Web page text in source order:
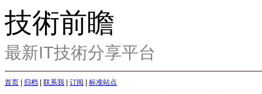
技術前瞻
最新IT技術分享平台
首页 归档 联系我 订阅 标准站点